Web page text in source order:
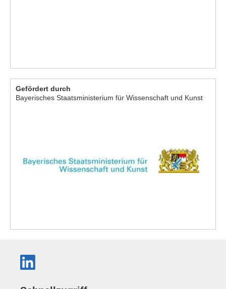
Gefördert durch
Bayerisches Staatsministerium für Wissenschaft und Kunst